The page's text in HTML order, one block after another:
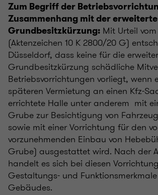
Zum Begriff der
Zusammenhang mit der
Grundbesitzkürzung: Mit Urteil
(Aktenzeichen 10 K 2800/20 G)
Düsseldorf, dass keine für die
Grundbesitzkürzung schädliche
Betriebsvorrichtungen vorliegt, wenn
späteren Vermietung an einen Kfz-
errichtete Halle unter anderem mit
Grube zur Besichtigung von
sowie mit einer Vorrichtung für den
vorzunehmenden Einbau von
Grube) ausgestattet wird. Nach der
handelt es sich bei diesen
Gestaltungs- und
Gebäudes.